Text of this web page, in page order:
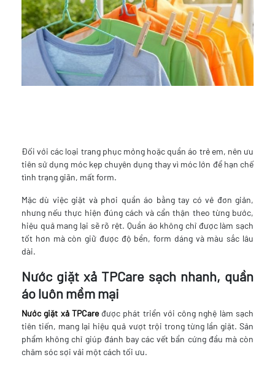
Đối với các loại trang phục mỏng hoặc quần áo trẻ em, nên ưu
tiên sử dụng móc kẹp chuyên dụng thay vì móc lớn để hạn chế
tình trạng giãn, mất form.
Mặc dù việc giặt và phơi quần áo bằng tay có vẻ đơn giản,
nhưng nếu thực hiện đúng cách và cẩn thận theo từng bước,
hiệu quả mang lại sẽ rõ rệt. Quần áo không chỉ được làm sạch
tốt hơn mà còn giữ được độ bền, form dáng và màu sắc lâu
dài.
Nước giặt xả TPCare sạch nhanh, quần
áo luôn mềm mại
Nước giặt xả TPCaređược phát triển với công nghệ làm sạch
tiên tiến, mang lại hiệu quả vượt trội trong từng lần giặt. Sản
phẩm không chỉ giúp đánh bay các vết bẩn cứng đầu mà còn
chăm sóc sợi vải một cách tối ưu.